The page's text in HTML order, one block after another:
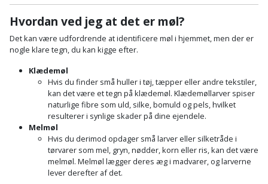
Isolering
Komposit
terrassebrædder
Lecablokke
og
fundablokke
og
hammer
Hammer
Kiler
Kloakrenser
skruemaskine
Borehammer
Boremaskinetilbehør
Detektor
Diamantskæremaskine
Diamantslibertilbehør
Dykkerpistol
Plæneklipper
Plæneklipper
tilbehør
Robotplæneklipper
Robotplæneklipper
tilbehør
Vandpumpe
Dørrist
Drivhus
Drivhustilbehør
Elartikler
Flagstænger
Hvordan ved jeg at det er møl?
Det kan være udfordrende at identificere møl i hjemmet, men der er
nogle klare tegn, du kan kigge efter.
Klædemøl
Hvis du finder små huller i tøj, tæpper eller andre tekstiler,
kan det være et tegn på klædemøl. Klædemøllarver spiser
naturlige fibre som uld, silke, bomuld og pels, hvilket
resulterer i synlige skader på dine ejendele.
Melmøl
Hvis du derimod opdager små larver eller silketråde i
tørvarer som mel, gryn, nødder, korn eller ris, kan det være
melmøl. Melmøl lægger deres æg i madvarer, og larverne
lever derefter af det.